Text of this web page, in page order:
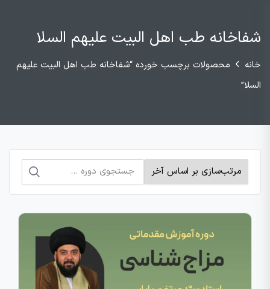
شفاخانه طب اهل البیت علیهم السلا
خانه
محصولات برچسب خورده “شفاخانه طب اهل البیت علیهم
السلا”
جستجو
برای: